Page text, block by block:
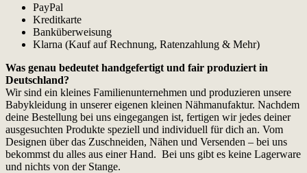
PayPal
Kreditkarte
Banküberweisung
Klarna (Kauf auf Rechnung, Ratenzahlung & Mehr)
Was genau bedeutet handgefertigt und fair produziert in
Deutschland?
Wir sind ein kleines Familienunternehmen und produzieren unsere
Babykleidung in unserer eigenen kleinen Nähmanufaktur. Nachdem
deine Bestellung bei uns eingegangen ist, fertigen wir jedes deiner
ausgesuchten Produkte speziell und individuell für dich an. Vom
Designen über das Zuschneiden, Nähen und Versenden – bei uns
bekommst du alles aus einer Hand. Bei uns gibt es keine Lagerware
und nichts von der Stange.